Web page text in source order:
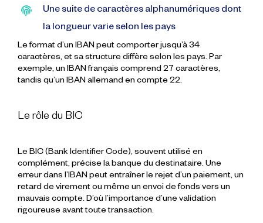
Une suite de caractères alphanumériques dont
la longueur varie selon les pays
Le format d’un IBAN peut comporter jusqu’à 34
caractères, et sa structure diffère selon les pays. Par
exemple, un IBAN français comprend 27 caractères,
tandis qu’un IBAN allemand en compte 22.
Le rôle du BIC
Le BIC (Bank Identifier Code), souvent utilisé en
complément, précise la banque du destinataire. Une
erreur dans l’IBAN peut entraîner le rejet d’un paiement, un
retard de virement ou même un envoi de fonds vers un
mauvais compte. D’où l’importance d’une validation
rigoureuse avant toute transaction.